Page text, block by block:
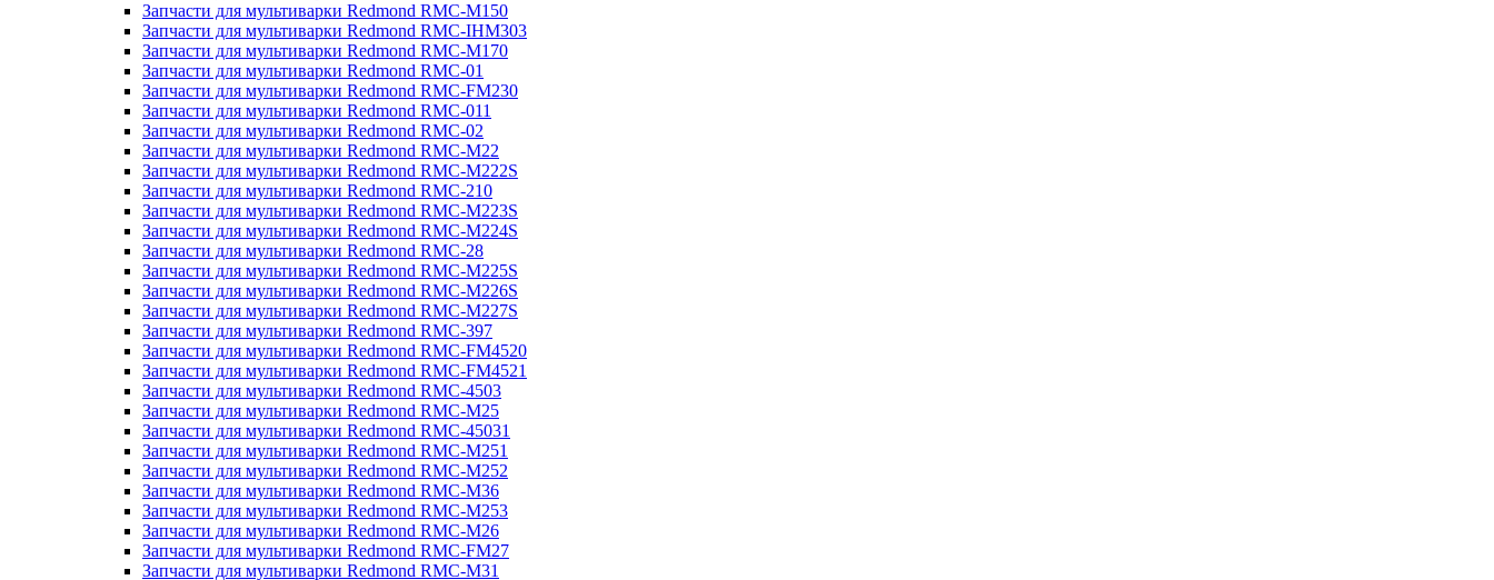
Запчасти для мультиварки Redmond RMC-M150
Запчасти для мультиварки Redmond RMC-IHM303
Запчасти для мультиварки Redmond RMC-M170
Запчасти для мультиварки Redmond RMC-01
Запчасти для мультиварки Redmond RMC-FM230
Запчасти для мультиварки Redmond RMC-011
Запчасти для мультиварки Redmond RMC-02
Запчасти для мультиварки Redmond RMC-M22
Запчасти для мультиварки Redmond RMC-M222S
Запчасти для мультиварки Redmond RMC-210
Запчасти для мультиварки Redmond RMC-M223S
Запчасти для мультиварки Redmond RMC-M224S
Запчасти для мультиварки Redmond RMC-28
Запчасти для мультиварки Redmond RMC-M225S
Запчасти для мультиварки Redmond RMC-M226S
Запчасти для мультиварки Redmond RMC-M227S
Запчасти для мультиварки Redmond RMC-397
Запчасти для мультиварки Redmond RMC-FM4520
Запчасти для мультиварки Redmond RMC-FM4521
Запчасти для мультиварки Redmond RMC-4503
Запчасти для мультиварки Redmond RMC-M25
Запчасти для мультиварки Redmond RMC-45031
Запчасти для мультиварки Redmond RMC-M251
Запчасти для мультиварки Redmond RMC-M252
Запчасти для мультиварки Redmond RMC-M36
Запчасти для мультиварки Redmond RMC-M253
Запчасти для мультиварки Redmond RMC-M26
Запчасти для мультиварки Redmond RMC-FM27
Запчасти для мультиварки Redmond RMC-M31